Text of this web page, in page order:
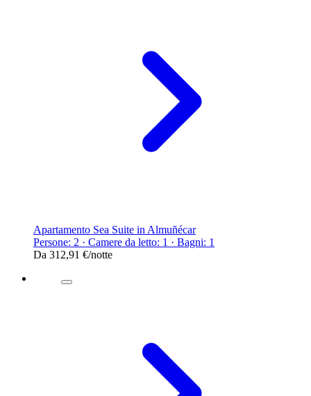
Apartamento Sea Suite in Almuñécar
Persone: 2 · Camere da letto: 1 · Bagni: 1
Da 312,91 €/notte